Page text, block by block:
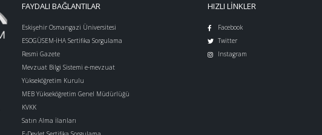
FAYDALI BAĞLANTILAR
Eskişehir Osmangazi Üniversitesi
ESOGÜSEM-İHA Sertifika Sorgulama
Resmi Gazete
Mevzuat Bilgi Sistemi e-mevzuat
Yükseköğretim Kurulu
MEB Yükseköğretim Genel Müdürlüğü
KVKK
Satın Alma İlanları
HIZLI LINKLER
Facebook
Twitter
Instagram